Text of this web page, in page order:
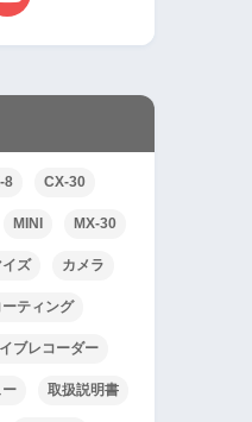
8 CX-30
MINI MX-30
ズ カメラ
ーティング
イブレコーダー
ー 取扱説明書